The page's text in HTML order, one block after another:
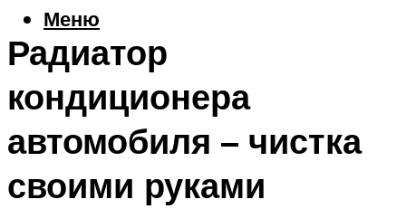
Меню
Радиатор
кондиционера
автомобиля – чистка
своими руками